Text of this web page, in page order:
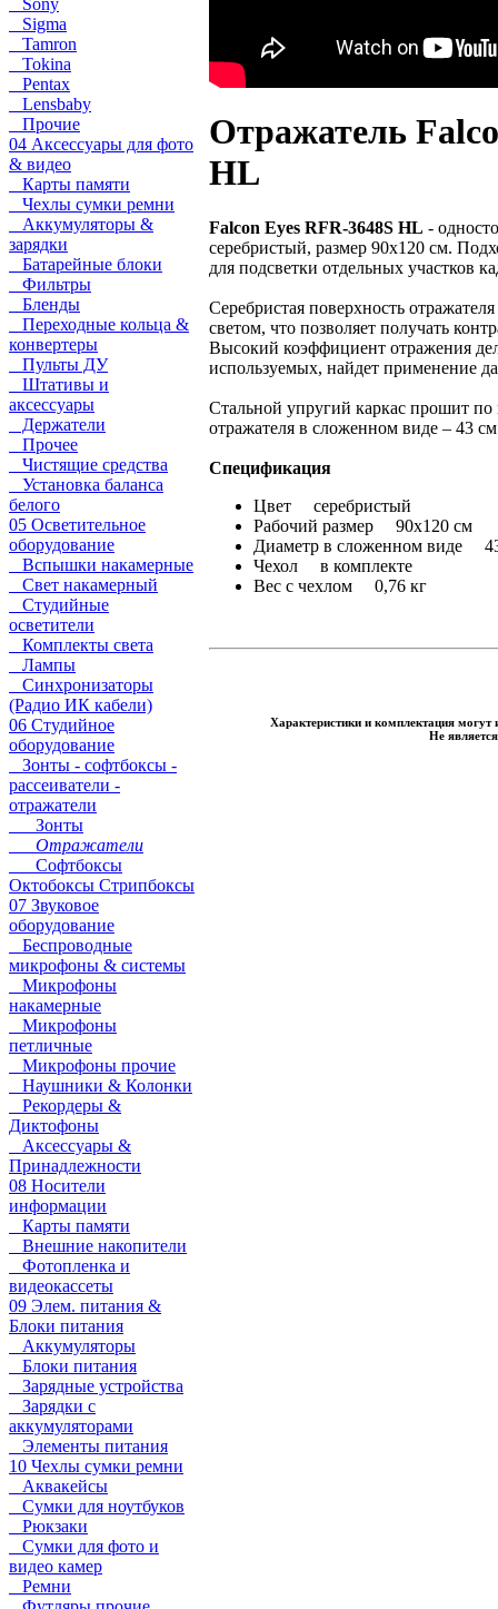
Sony
Sigma
Tamron
Tokina
Pentax
Lensbaby
Прочие
04 Аксессуары для фото
& видео
Карты памяти
Чехлы сумки ремни
Аккумуляторы &
зарядки
Батарейные блоки
Фильтры
Бленды
Переходные кольца &
конвертеры
Пульты ДУ
Штативы и
аксессуары
Держатели
Прочее
Чистящие средства
Установка баланса
белого
05 Осветительное
оборудование
Вспышки накамерные
Свет накамерный
Студийные
осветители
Комплекты света
Лампы
Синхронизаторы
(Радио ИК кабели)
06 Студийное
оборудование
Зонты - софтбоксы -
рассеиватели -
отражатели
Зонты
Отражатели
Софтбоксы
Октобоксы Стрипбоксы
07 Звуковое
оборудование
Беспроводные
микрофоны & системы
Микрофоны
накамерные
Микрофоны
петличные
Микрофоны прочие
Наушники & Колонки
Рекордеры &
Диктофоны
Аксессуары &
Принадлежности
08 Носители
информации
Карты памяти
Внешние накопители
Фотопленка и
видеокассеты
09 Элем. питания &
Блоки питания
Аккумуляторы
Блоки питания
Зарядные устройства
Зарядки с
аккумуляторами
Элементы питания
10 Чехлы сумки ремни
Аквакейсы
Сумки для ноутбуков
Рюкзаки
Сумки для фото и
видео камер
Ремни
Отражатель
HL
Falcon Eyes RFR-3648S HL -
серебристый, размер 90х120 см.
для подсветки отдельных участков
Серебристая поверхность
светом, что позволяет получать
Высокий коэффициент отражения
используемых, найдет применение
Стальной упругий каркас прошит
отражателя в сложенном виде – 43
Спецификация
Цвет серебристый
Рабочий размер 90х120 см
Диаметр в сложенном виде
Чехол в комплекте
Вес с чехлом 0,76 кг
Характеристики и комплектация могут
Не